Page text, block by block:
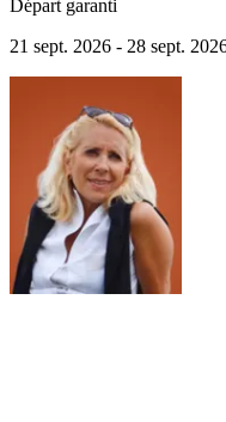
Départ garanti
21 sept. 2026 - 28 sept.